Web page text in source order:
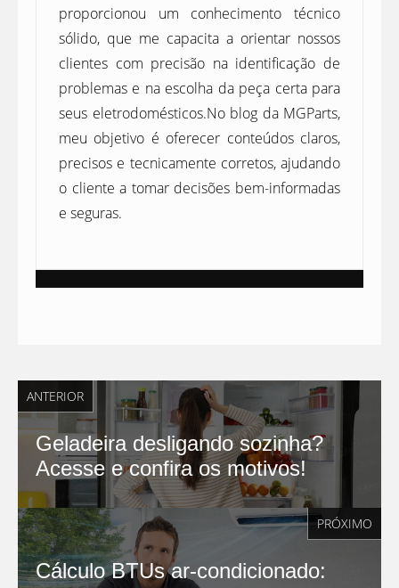
proporcionou um conhecimento técnico
sólido, que me capacita a orientar nossos
clientes com precisão na identificação de
problemas e na escolha da peça certa para
seus eletrodomésticos.No blog da MGParts,
meu objetivo é oferecer conteúdos claros,
precisos e tecnicamente corretos, ajudando
o cliente a tomar decisões bem-informadas
e seguras.
ANTERIOR
Geladeira desligando sozinha?
Acesse e confira os motivos!
PRÓXIMO
Cálculo BTUs ar-condicionado: